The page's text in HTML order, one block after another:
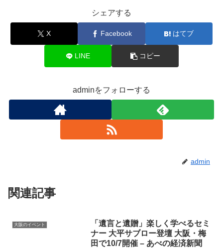
シェアする
X Facebook はてブ
LINE コピー
adminをフォローする
admin
関連記事
大阪のイベント
「遺言と遺贈」楽しく学べるセミ
ナー 大平サブロー登壇 大阪 ・梅
田で10/7開催 – あべの経済新聞